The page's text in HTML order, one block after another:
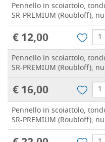
Pennello in scoiattolo,
SR-PREMIUM (Roubloff),
€ 12,00
Pennello in scoiattolo,
SR-PREMIUM (Roubloff),
€ 16,00
Pennello in scoiattolo,
SR-PREMIUM (Roubloff),